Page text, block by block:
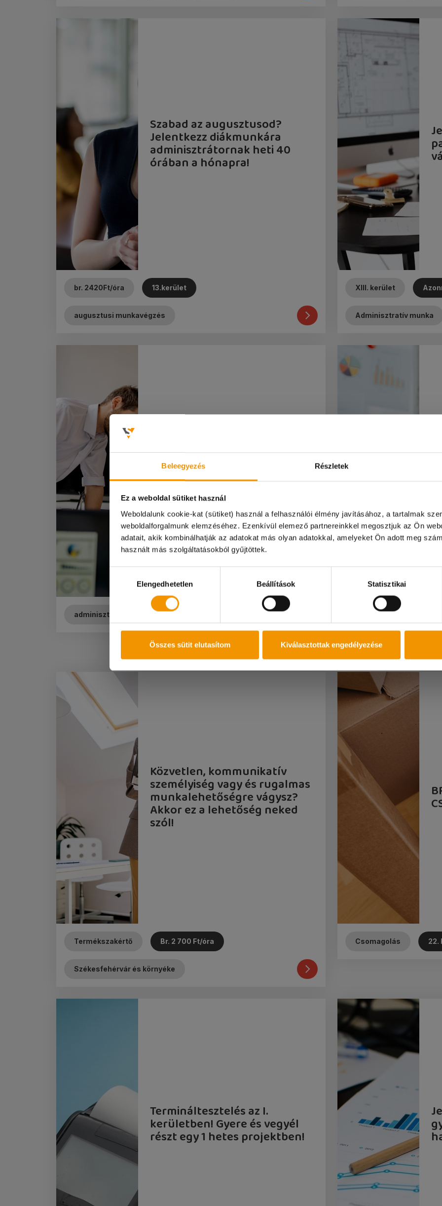
Beleegyezés Részletek
Ez a weboldal sütiket használ
Weboldalunk cookie-kat (sütiket) használ a felhasználói élmény javításához, a tartalmak
weboldalforgalmunk elemzéséhez. Ezenkívül elemező partnereinkkel megosztjuk az Ön
adatait, akik kombinálhatják az adatokat más olyan adatokkal, amelyeket Ön adott meg
használt más szolgáltatásokból gyűjtöttek.
kiválasztásaElengedhetetlen Beállítások Statisztikai
Összes sütit elutasítom Kiválasztottak engedélyezése
Kedves Diákok!
A 08.08-i munkanapon irodánk zárva tart és online ügyintézésre sincs
jelentkezés
Szabad az augusztusod?
Jelentkezz diákmunkára
adminisztrátornak heti 40
órában a hónapra!
br. 2420Ft/óra 13.kerület
augusztusi munkavégzés
Betelt
XIII. kerület
Adminisztratív munka
Szívesen betekintenél egy
oktatási intézmény napi
működésébe? Jelentkezz
diákmunkánkra most!
adminisztráció XI. kerület br. 2300 Ft/óra Területi koordinátor
Székesfehérvár és
Közvetlen, kommunikatív
személyiség vagy és rugalmas
munkalehetőségre vágysz?
Akkor ez a lehetőség neked
szól!
Termékszakértő Br. 2 700 Ft/óra
Székesfehérvár és környéke
Betelt
Csomagolás 22.
Termináltesztelés az I.
kerületben! Gyere és vegyél
részt egy 1 hetes projektben!